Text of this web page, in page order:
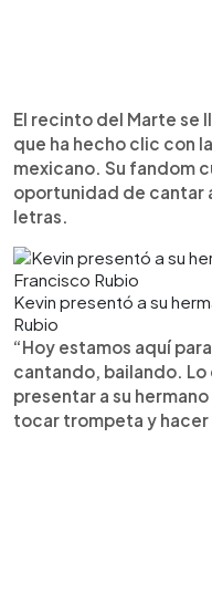
El recinto del Marte se
que ha hecho clic con
mexicano. Su fandom
oportunidad de cantar
letras.
Kevin presentó a su
Rubio
“Hoy estamos aquí
cantando, bailando. Lo
presentar a su
tocar trompeta y hacer